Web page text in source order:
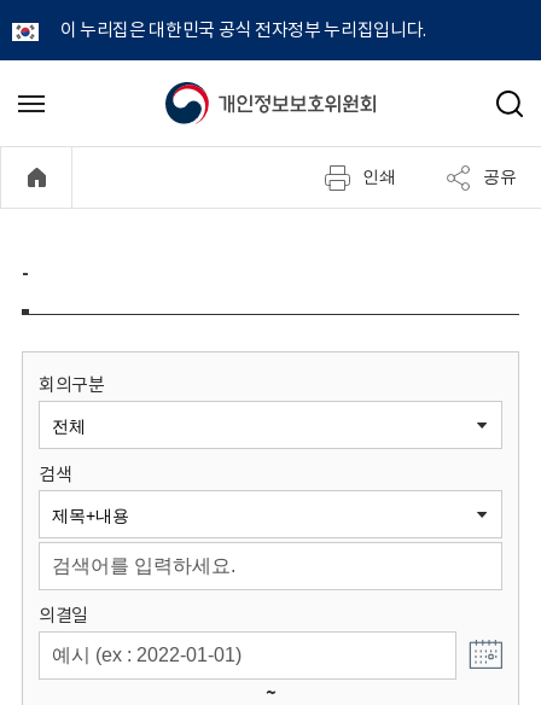
이 누리집은 대한민국 공식 전자정부 누리집입니다.
개
정
보
원
회
메
기
검
인쇄 공유
-
회의구분
검색
의결일
~